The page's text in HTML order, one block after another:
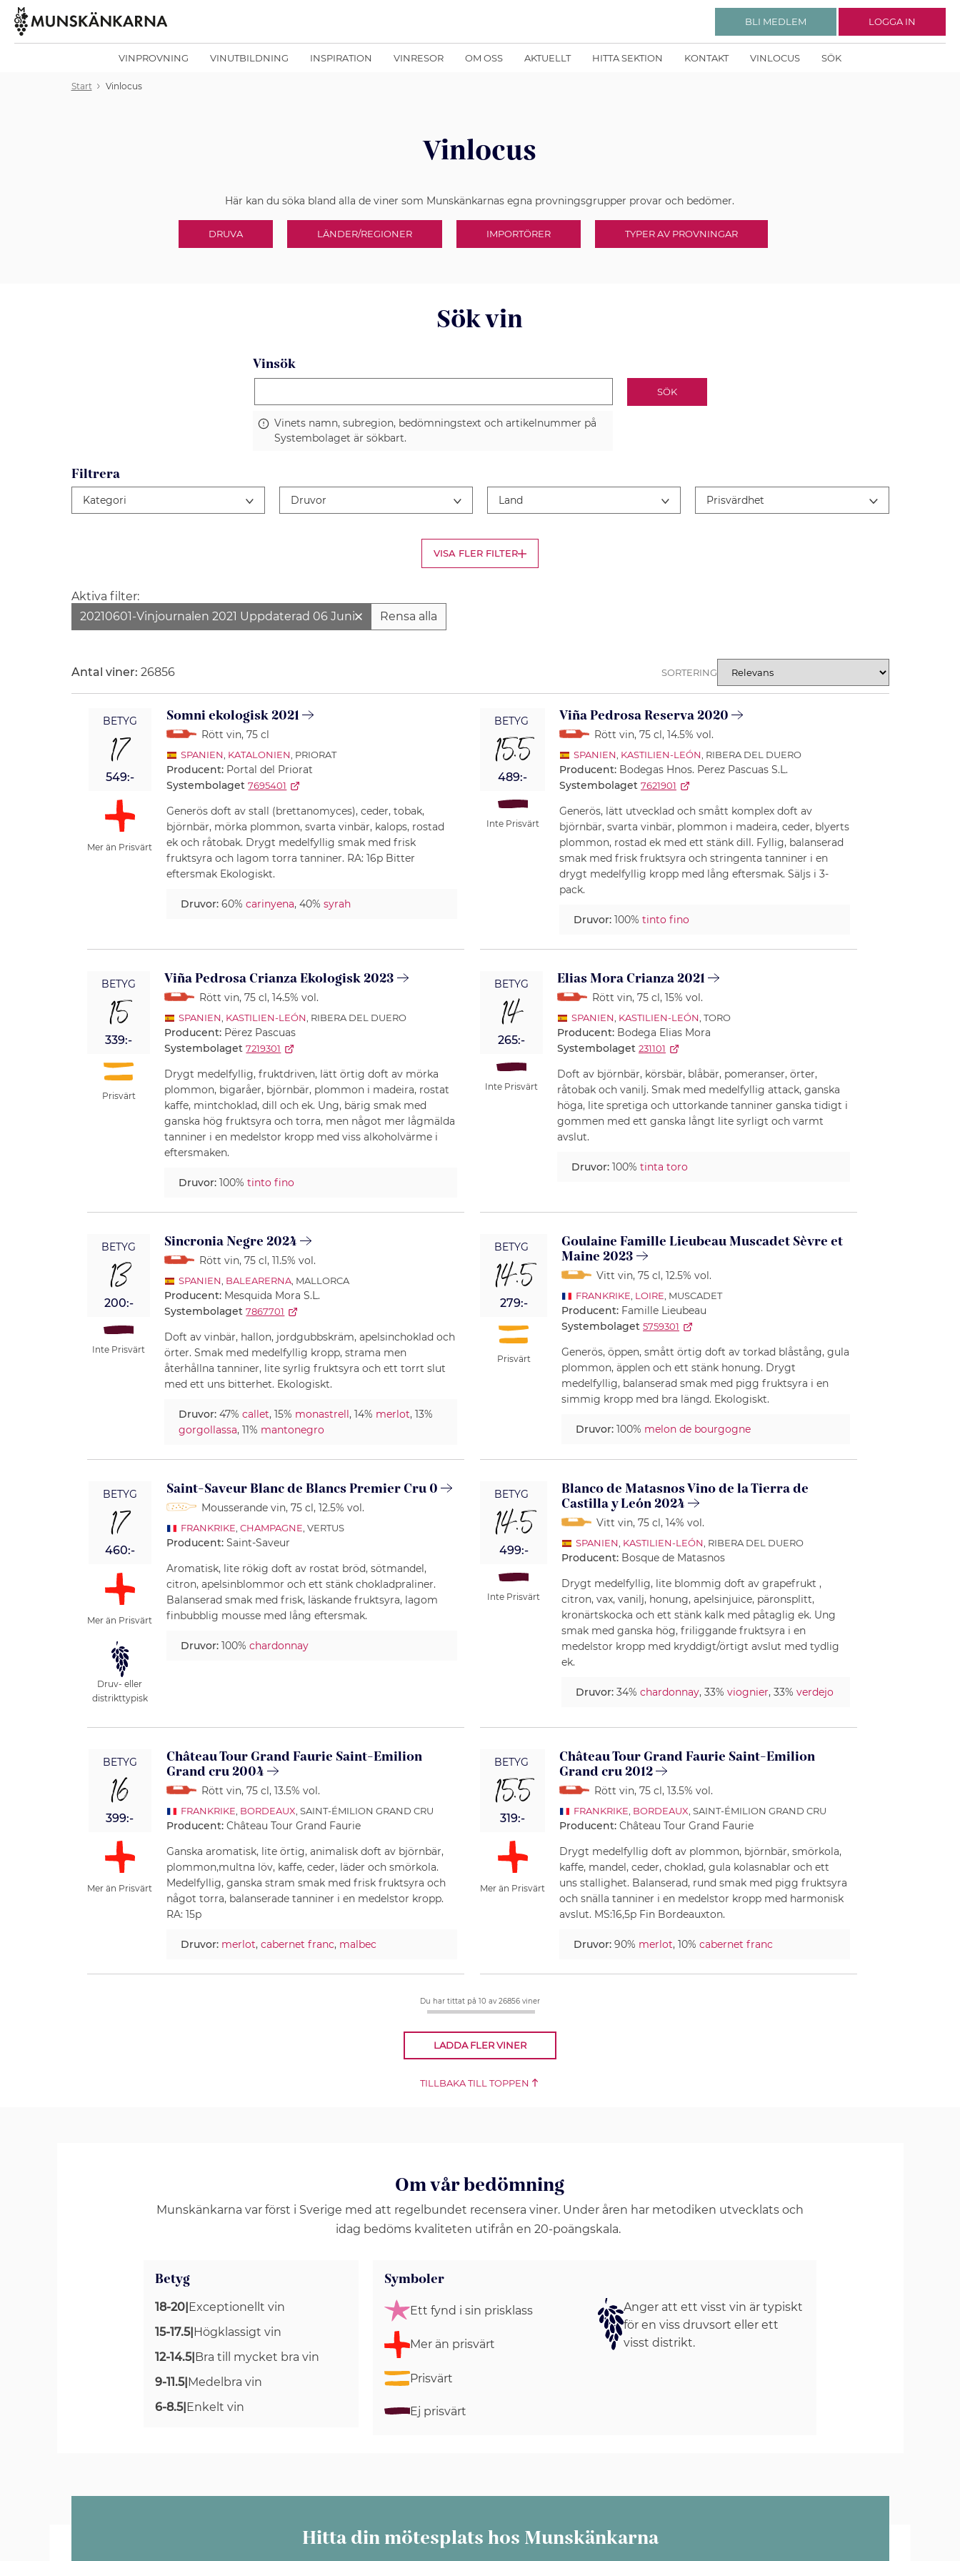
VINPROVNING VINUTBILDNING INSPIRATION VINRESOR OM OSS AKTUELLT HITTA SEKTION KONTAKT VINLOCUS SÖK
BLI MEDLEM LOGGA IN
Start Vinlocus
Vinlocus
Här kan du söka bland alla de viner som Munskänkarnas egna provningsgrupper provar och bedömer.
DRUVA LÄNDER/REGIONER IMPORTÖRER TYPER AV PROVNINGAR
Sök vin
Vinsök
SÖK
Vinets namn, subregion, bedömningstext och artikelnummer på
Systembolaget är sökbart.
Filtrera
Kategori Druvor Land Prisvärdhet
VISA FLER FILTER
Aktiva filter:
20210601-Vinjournalen 2021 Uppdaterad 06 Juni
Rensa alla
Antal viner: 26856 SORTERING
BETYG
17
549:-
Mer än Prisvärt
Somni ekologisk 2021
Rött vin, 75 cl
SPANIEN KATALONIEN , PRIORAT
Producent: Portal del Priorat
Systembolaget 7695401
Generös doft av stall (brettanomyces), ceder, tobak,
björnbär, mörka plommon, svarta vinbär, kalops, rostad
ek och råtobak. Drygt medelfyllig smak med frisk
fruktsyra och lagom torra tanniner. RA: 16p Bitter
eftersmak Ekologiskt.
Druvor:60%carinyena, 40%syrah
BETYG
15.5
489:-
Inte Prisvärt
Viña Pedrosa Reserva 2020
Rött vin, 75 cl, 14.5% vol.
SPANIEN KASTILIEN-LEÓN , RIBERA DEL DUERO
Producent: Bodegas Hnos. Perez Pascuas S.L.
Systembolaget 7621901
Generös, lätt utvecklad och smått komplex doft av
björnbär, svarta vinbär, plommon i madeira, ceder, blyerts
plommon, rostad ek med ett stänk dill. Fyllig, balanserad
smak med frisk fruktsyra och stringenta tanniner i en
drygt medelfyllig kropp med lång eftersmak. Säljs i 3-
pack.
Druvor: 100% tinto fino
BETYG
15
339:-
Prisvärt
Viña Pedrosa Crianza Ekologisk 2023
Rött vin, 75 cl, 14.5% vol.
SPANIEN KASTILIEN-LEÓN , RIBERA DEL DUERO
Producent: Përez Pascuas
Systembolaget 7219301
Drygt medelfyllig, fruktdriven, lätt örtig doft av mörka
plommon, bigaråer, björnbär, plommon i madeira, rostat
kaffe, mintchoklad, dill och ek. Ung, bärig smak med
ganska hög fruktsyra och torra, men något mer lågmälda
tanniner i en medelstor kropp med viss alkoholvärme i
eftersmaken.
Druvor:100%tinto fino
BETYG
14
265:-
Inte Prisvärt
Elias Mora Crianza 2021
Rött vin, 75 cl, 15% vol.
SPANIEN KASTILIEN-LEÓN , TORO
Producent: Bodega Elias Mora
Systembolaget 231101
Doft av björnbär, körsbär, blåbär, pomeranser, örter,
råtobak och vanilj. Smak med medelfyllig attack, ganska
höga, lite spretiga och uttorkande tanniner ganska tidigt i
gommen med ett ganska långt lite syrligt och varmt
avslut.
Druvor: 100% tinta toro
BETYG
13
200:-
Inte Prisvärt
Sincronia Negre 2024
Rött vin, 75 cl, 11.5% vol.
SPANIEN BALEARERNA , MALLORCA
Producent: Mesquida Mora S.L.
Systembolaget 7867701
Doft av vinbär, hallon, jordgubbskräm, apelsinchoklad och
örter. Smak med medelfyllig kropp, strama men
återhållna tanniner, lite syrlig fruktsyra och ett torrt slut
med ett uns bitterhet. Ekologiskt.
Druvor:47%callet, 15% monastrell, 14% merlot, 13%
gorgollassa, 11% mantonegro
BETYG
14.5
279:-
Prisvärt
Goulaine Famille Lieubeau Muscadet Sèvre et
Maine 2023
Vitt vin, 75 cl, 12.5% vol.
FRANKRIKE LOIRE , MUSCADET
Producent: Famille Lieubeau
Systembolaget 5759301
Generös, öppen, smått örtig doft av torkad blåstång, gula
plommon, äpplen och ett stänk honung. Drygt
medelfyllig, balanserad smak med pigg fruktsyra i en
simmig kropp med bra längd. Ekologiskt.
Druvor: 100% melon de bourgogne
BETYG
17
460:-
Mer än Prisvärt
Druv- eller
distrikttypisk
Saint-Saveur Blanc de Blancs Premier Cru 0
Mousserande vin, 75 cl, 12.5% vol.
FRANKRIKE ,CHAMPAGNE , VERTUS
Producent:Saint-Saveur
Aromatisk, lite rökig doft av rostat bröd, sötmandel,
citron, apelsinblommor och ett stänk chokladpraliner.
Balanserad smak med frisk, läskande fruktsyra, lagom
finbubblig mousse med lång eftersmak.
Druvor:100%chardonnay
BETYG
14.5
499:-
Inte Prisvärt
Blanco de Matasnos Vino de la Tierra de
Castilla y León 2024
Vitt vin, 75 cl, 14% vol.
SPANIEN KASTILIEN-LEÓN , RIBERA DEL DUERO
Producent: Bosque de Matasnos
Drygt medelfyllig, lite blommig doft av grapefrukt ,
citron, vax, vanilj, honung, apelsinjuice, päronsplitt,
kronärtskocka och ett stänk kalk med påtaglig ek. Ung
smak med ganska hög, friliggande fruktsyra i en
medelstor kropp med kryddigt/örtigt avslut med tydlig
ek.
Druvor: 34% chardonnay, 33% viognier, 33% verdejo
BETYG
16
399:-
Mer än Prisvärt
Château Tour Grand Faurie Saint-Emilion
Grand cru 2004
Rött vin, 75 cl, 13.5% vol.
FRANKRIKE BORDEAUX , SAINT-ÉMILION GRAND CRU
Producent:Château Tour Grand Faurie
Ganska aromatisk, lite örtig, animalisk doft av björnbär,
plommon,multna löv, kaffe, ceder, läder och smörkola.
Medelfyllig, ganska stram smak med frisk fruktsyra och
något torra, balanserade tanniner i en medelstor kropp.
RA: 15p
Druvor: merlot,cabernet franc, malbec
BETYG
15.5
319:-
Mer än Prisvärt
Château Tour Grand Faurie Saint-Emilion
Grand cru 2012
Rött vin, 75 cl, 13.5% vol.
FRANKRIKE BORDEAUX , SAINT-ÉMILION GRAND CRU
Producent: Château Tour Grand Faurie
Drygt medelfyllig doft av plommon, björnbär, smörkola,
kaffe, mandel, ceder, choklad, gula kolasnablar och ett
uns stallighet. Balanserad, rund smak med pigg fruktsyra
och snälla tanniner i en medelstor kropp med harmonisk
avslut. MS:16,5p Fin Bordeauxton.
Druvor: 90% merlot, 10% cabernet franc
Du har tittat på 10 av 26856 viner
LADDA FLER VINER
TILLBAKA TILL TOPPEN
Om vår bedömning
Munskänkarna var först i Sverige med att regelbundet recensera viner. Under åren har metodiken utvecklats och
idag bedöms kvaliteten utifrån en 20-poängskala.
Betyg
18-20|Exceptionellt vin
15-17.5|Högklassigt vin
12-14.5|Bra till mycket bra vin
9-11.5|Medelbra vin
6-8.5|Enkelt vin
Symboler
Ett fynd i sin prisklass
Mer än prisvärt
Prisvärt
Ej prisvärt
Anger att ett visst vin är typiskt
för en viss druvsort eller ett
visst distrikt.
Hitta din mötesplats hos Munskänkarna